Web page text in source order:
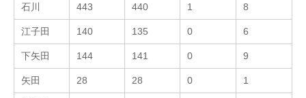
石川 443 440 1 8
江子田 140 135 0 6
下矢田 144 141 0 9
矢田 28 28 0 1